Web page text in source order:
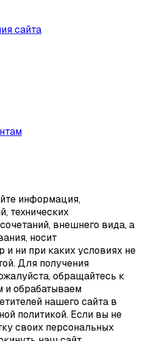
сайта
информация,
технических
внешнего вида, а
носит
ни при каких условиях не
Для получения
обращайтесь к
обрабатываем
нашего сайта в
политикой. Если вы не
своих персональных